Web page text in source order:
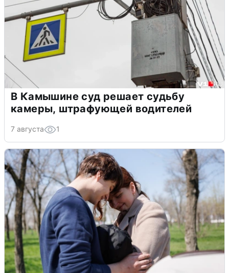
В Камышине суд решает судьбу
камеры, штрафующей водителей
7 августа 1